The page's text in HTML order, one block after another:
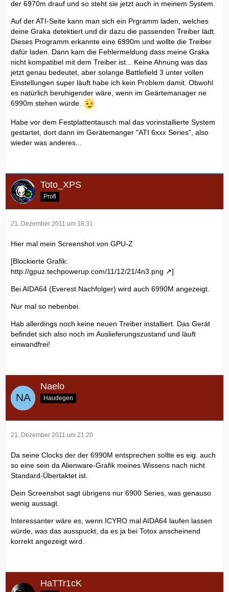
der 6970m drauf und so steht sie jetzt auch in meinem System.
Auf der ATI-Seite kann man sich ein Prgramm laden, welches
deine Graka detektiert und dir dazu die passenden Treiber lädt.
Dieses Programm erkannte eine 6990m und wollte die Treiber
dafür laden. Dann kam die Fehlermeldung dass meine Graka
nicht kompatibel mit dem Treiber ist... Keine Ahnung was das
jetzt genau bedeutet, aber solange Battlefield 3 unter vollen
Einstellungen super läuft habe ich kein Problem damit. Obwohl
es natürlich beruhigender wäre, wenn im Geärtemanager ne
6990m stehen würde.
Habe vor dem Festplattentausch mal das vorinstallierte System
gestartet, dort dann im Gerätemanger "ATI 6xxx Series", also
wieder was anderes...
Toto_XPS
Profi
21. Dezember 2011 um 18:31
Hier mal mein Screenshot von GPU-Z
[Blockierte Grafik:
http://gpuz.techpowerup.com/11/12/21/4n3.png
]
Bei AIDA64 (Everest Nachfolger) wird auch 6990M angezeigt.
Nur mal so nebenbei.
Hab allerdings noch keine neuen Treiber installiert. Das Gerät
befindet sich also noch im Auslieferungszustand und läuft
einwandfrei!
Naelo
Haudegen
21. Dezember 2011 um 21:20
Da seine Clocks der der 6990M entsprechen sollte es eig. auch
so eine sein da Alienware-Grafik meines Wissens nach nicht
Standard-Übertaktet ist.
Dein Screenshot sagt übrigens nur 6900 Series, was genauso
wenig aussagt.
Interessanter wäre es, wenn ICYRO mal AIDA64 laufen lassen
würde, was das ausspuckt, da es ja bei Totox anscheinend
korrekt angezeigt wird.
HaTTr1cK